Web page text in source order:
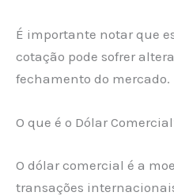
É importante notar que
cotação pode sofrer
fechamento do mercado.
O que é o Dólar
O dólar comercial é a
transações